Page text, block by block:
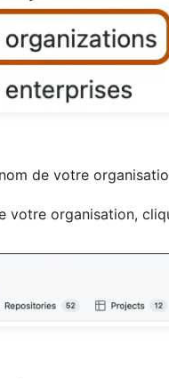
de votre
votre organisation,